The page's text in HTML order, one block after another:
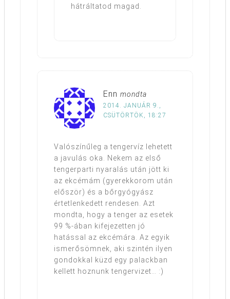
hátráltatod magad.
Enn mondta
2014. JANUÁR 9.,
CSÜTÖRTÖK, 18:27
Valószínűleg a tengervíz lehetett
a javulás oka. Nekem az első
tengerparti nyaralás után jött ki
az ekcémám (gyerekkorom után
először) és a bőrgyógyász
értetlenkedett rendesen. Azt
mondta, hogy a tenger az esetek
99 %-ában kifejezetten jó
hatással az ekcémára. Az egyik
ismerősömnek, aki szintén ilyen
gondokkal küzd egy palackban
kellett hoznunk tengervizet… :)